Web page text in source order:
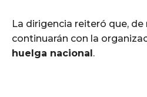
La dirigencia reiteró que, de
continuarán con la
huelga nacional.